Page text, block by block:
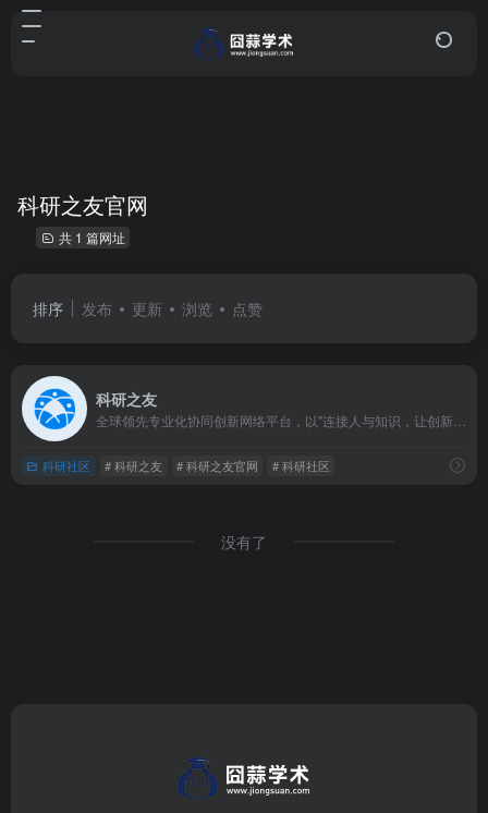
科研之友官网
共 1 篇网址
排序 发布 更新 浏览 点赞
科研之友
科研社区 # 科研之友 # 科研之友官网 # 科研社区
没有了